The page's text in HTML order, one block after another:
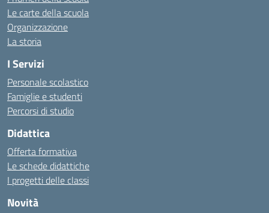
Le carte della scuola
Organizzazione
La storia
I Servizi
Personale scolastico
Famiglie e studenti
Percorsi di studio
Didattica
Offerta formativa
Le schede didattiche
I progetti delle classi
Novità